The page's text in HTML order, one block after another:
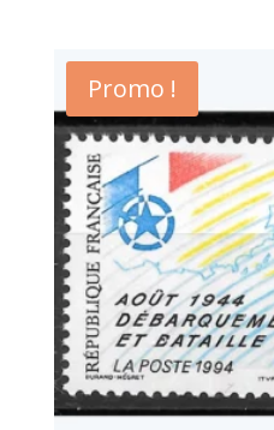
était :
€0.61.
est :
€0.30.
Promo !